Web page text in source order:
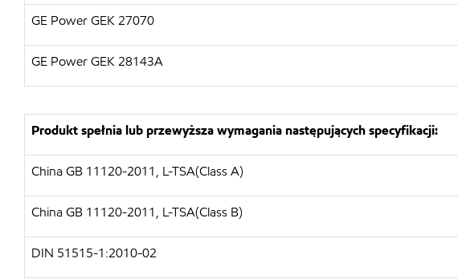
GE Power GEK 27070
GE Power GEK 28143A
Produkt spełnia lub przewyższa wymagania następujących specyfikacji:
China GB 11120-2011, L-TSA(Class A)
China GB 11120-2011, L-TSA(Class B)
DIN 51515-1:2010-02